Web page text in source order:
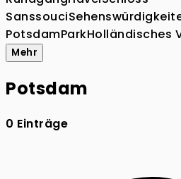
Sanssouci
PotsdamParkHolländisches
Mehr
Potsdam
0 Einträge